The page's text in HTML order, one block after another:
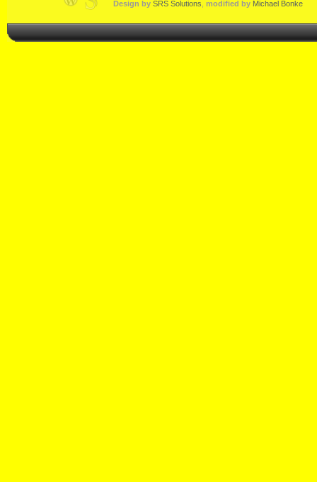
Design by SRS Solutions modified by Michael Bonke